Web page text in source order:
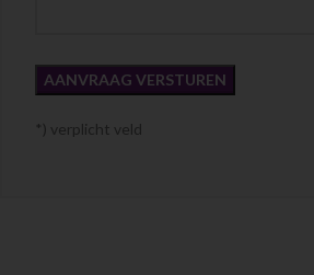
*) verplicht veld